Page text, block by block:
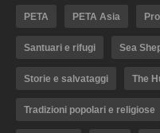
PETA PETA Asia
Santuari e rifugi Sea
Storie e salvataggi The
Tradizioni popolari e religiose